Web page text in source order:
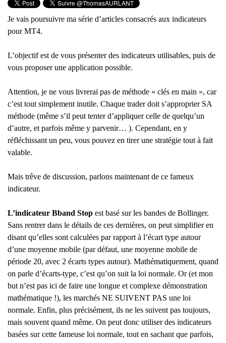
Je vais poursuivre ma série d’articles consacrés aux indicateurs
pour MT4.
L’objectif est de vous présenter des indicateurs utilisables, puis de
vous proposer une application possible.
Attention, je ne vous livrerai pas de méthode « clés en main », car
c’est tout simplement inutile. Chaque trader doit s’approprier SA
méthode (même s’il peut tenter d’appliquer celle de quelqu’un
d’autre, et parfois même y parvenir… ). Cependant, en y
réfléchissant un peu, vous pouvez en tirer une stratégie tout à fait
valable.
Mais trêve de discussion, parlons maintenant de ce fameux
indicateur.
L’indicateur Bband Stop est basé sur les bandes de Bollinger.
Sans rentrer dans le détails de ces dernières, on peut simplifier en
disant qu’elles sont calculées par rapport à l’écart type autour
d’une moyenne mobile (par défaut, une moyenne mobile de
période 20, avec 2 écarts types autour). Mathématiquement, quand
on parle d’écarts-type, c’est qu’on suit la loi normale. Or (et mon
but n’est pas ici de faire une longue et complexe démonstration
mathématique !), les marchés NE SUIVENT PAS une loi
normale. Enfin, plus précisément, ils ne les suivent pas toujours,
mais souvent quand même. On peut donc utiliser des indicateurs
basées sur cette fameuse loi normale, tout en sachant que parfois,